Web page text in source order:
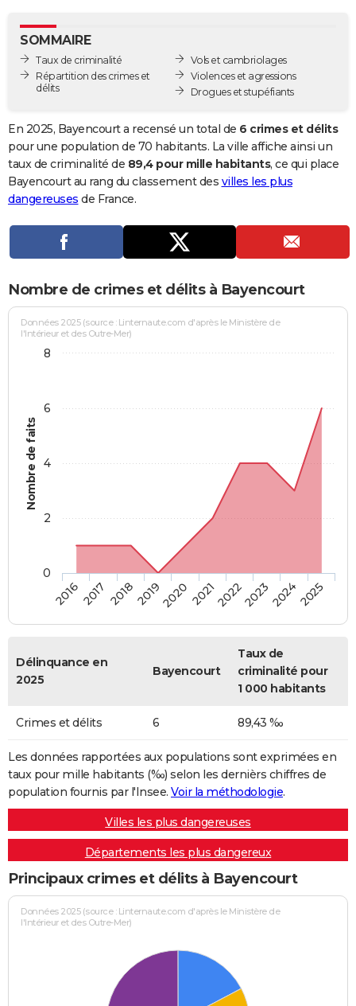
GUIDES D'ACHAT
BONS PLANS
Carte de Noël
Carte Bonne année
Carte Saint-Valentin
Carte Pâques
Carte d'anniversaire
DICTIONNAIRE
Dictionnaire
Biographies
Citations
Expressions
Proverbes
PROGRAMME TV
Se connecter
Entreprises
Service militaire
Avis de recherche
AVIS DE DÉCÈS
Bricolage
Lifestyle
Culture
Sport
Auto
Television
Voyage
Cinema
SOMMAIRE
Taux de criminalité
Répartition des crimes et
délits
Vols et cambriolages
Violences et agressions
Drogues et stupéfiants
En 2025, Bayencourt a recensé un total de 6 crimes et délits
pour une population de 70 habitants. La ville affiche ainsi un
taux de criminalité de 89,4 pour mille habitants, ce qui place
Bayencourt au rang du classement des villes les plus
dangereuses de France.
Nombre de crimes et délits à Bayencourt
Nombre de faits
Données 2025 (source : Linternaute.com d'après le Ministère de
l'Intérieur et des Outre-Mer)
20162017 20182019202020212022202320242025
0
2
4
6
8
Délinquance en
2025
Bayencourt
Taux de
criminalité pour
1 000 habitants
Crimes et délits 6 89,43 ‰
Les données rapportées aux populations sont exprimées en
taux pour mille habitants (‰) selon les dernièrs chiffres de
population fournis par l'Insee. Voir la méthodologie.
Villes les plus dangereuses
Départements les plus dangereux
Principaux crimes et délits à Bayencourt
Données 2025 (source : Linternaute.com d'après le Ministère de
l'Intérieur et des Outre-Mer)